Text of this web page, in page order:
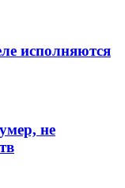
исполняются
не